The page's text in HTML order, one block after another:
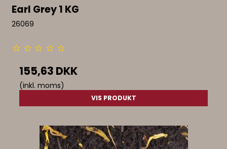
Earl Grey 1 KG
26069
155,63 DKK
(inkl. moms)
VIS PRODUKT